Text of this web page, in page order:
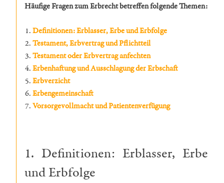
Häufige Fragen zum Erbrecht betreffen folgende Themen:
Definitionen: Erblasser, Erbe und Erbfolge
Testament, Erbvertrag und Pflichtteil
Testament oder Erbvertrag anfechten
Erbenhaftung und Ausschlagung der Erbschaft
Erbverzicht
Erbengemeinschaft
Vorsorgevollmacht und Patientenverfügung
1. Definitionen: Erblasser, Erbe
und Erbfolge